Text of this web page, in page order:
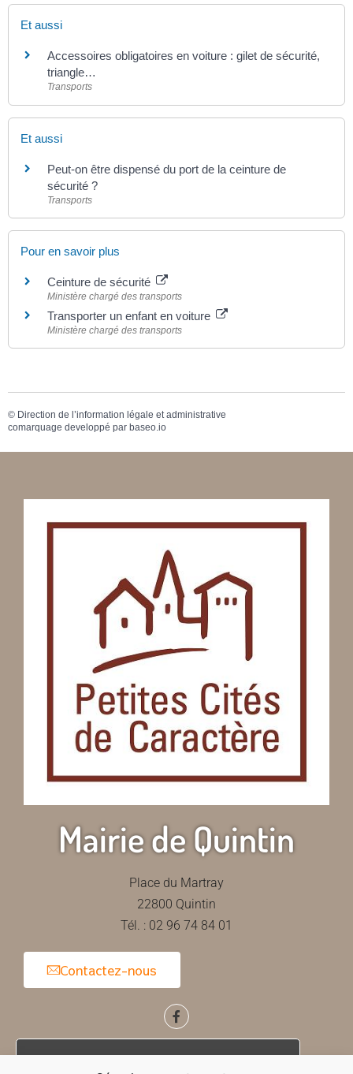
Et aussi
Accessoires obligatoires en voiture : gilet de sécurité,
triangle…
Transports
Et aussi
Peut-on être dispensé du port de la ceinture de
sécurité ?
Transports
Pour en savoir plus
Ceinture de sécurité
Ministère chargé des transports
Transporter un enfant en voiture
Ministère chargé des transports
© Direction de l’information légale et administrative
comarquage developpé par baseo.io
Mairie de Quintin
Place du Martray
22800 Quintin
Tél. : 02 96 74 84 01
Contactez-nous